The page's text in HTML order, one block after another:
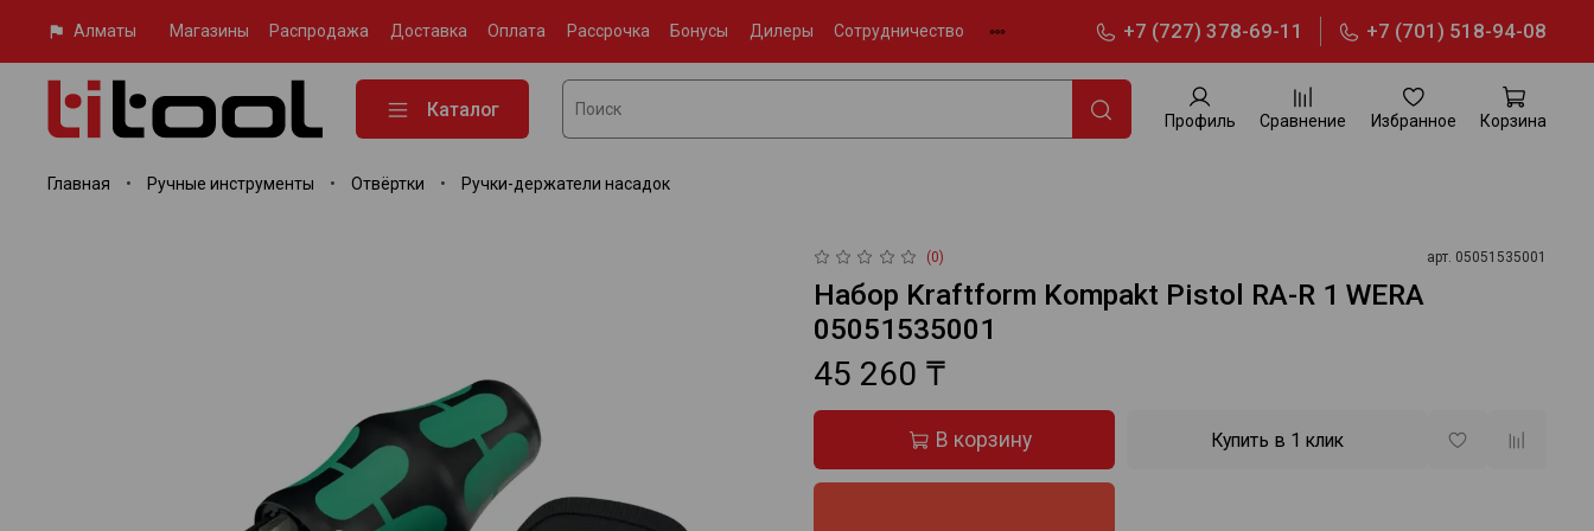
Алматы Магазины Распродажа Доставка Оплата Рассрочка Бонусы Дилеры Сотрудничество +7 (727) 378-69-11 +7 (701) 518-94-08
Каталог
Профиль Сравнение Избранное Корзина
Главная Ручные инструменты Отвёртки Ручки-держатели насадок
(0) арт. 05051535001
Набор Kraftform Kompakt Pistol RA-R 1 WERA
05051535001
45 260 ₸
В корзину Купить в 1 клик